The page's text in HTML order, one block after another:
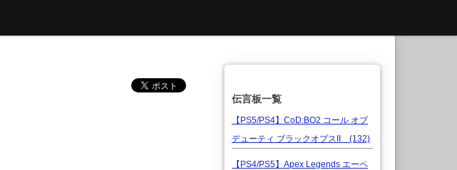
伝言板一覧
【PS5/PS4】CoD:BO2 コール オブ
デューティ ブラックオプスII (132)
【PS4/PS5】Apex Legends エーペ